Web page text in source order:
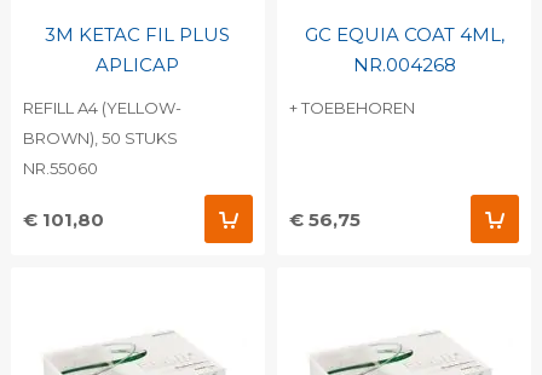
3M KETAC FIL PLUS
APLICAP
REFILL A4 (YELLOW-
BROWN), 50 STUKS
NR.55060
€ 101,80
GC EQUIA COAT 4ML,
NR.004268
+ TOEBEHOREN
€ 56,75